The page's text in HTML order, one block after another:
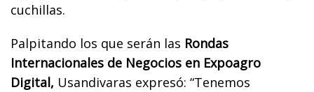
cuchillas.
Palpitando los que serán las Rondas
Internacionales de Negocios en Expoagro
Digital, Usandivaras expresó: “Tenemos